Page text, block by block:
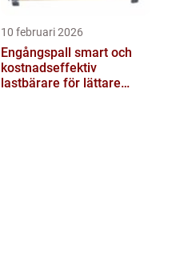
10 februari 2026
Engångspall smart och
kostnadseffektiv
lastbärare för lättare